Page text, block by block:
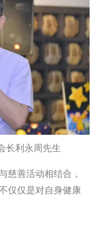
长利永周先生
慈善活动相结合，
仅仅是对自身健康